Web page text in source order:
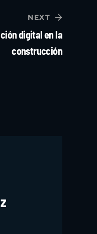
NEXT
digital en la
construcción